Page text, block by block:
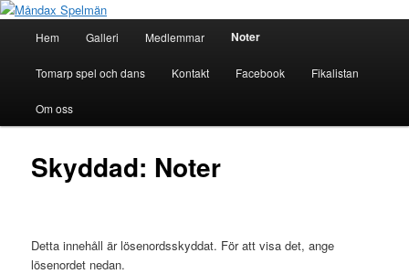
Hoppa
innehållMåndax Spelmän
Hem Galleri Medlemmar Noter
Tomarp spel och dans Kontakt Facebook Fikalistan
Om oss
Skyddad: Noter
Detta innehåll är lösenordsskyddat. För att visa det, ange
lösenordet nedan.